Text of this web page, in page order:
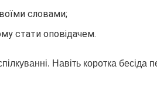
словами;
стати оповідачем.
Навіть коротка